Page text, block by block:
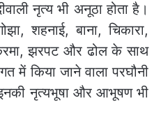
नृत्य भी अनूठा होता है।
शहनाई, बाना, चिकारा,
झरपट और ढोल के साथ
में किया जाने वाला परघौनी
इनकी नृत्यभूषा और आभूषण भी